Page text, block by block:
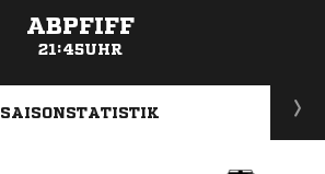
ABPFIFF
21:45UHR
ANZEIGE
SAISONSTATISTIK